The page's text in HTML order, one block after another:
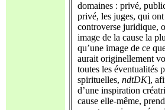
domaines : privé,
privé, les juges, qui
controverse juridique,
image de la cause la
qu’une image de ce
aurait originellement
toutes les éventualités
spirituelles, ndtDK],
d’une inspiration
cause elle-même,